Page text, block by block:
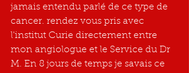
jamais entendu parlé de ce type de
cancer. rendez vous pris avec
l'institut Curie directement entre
mon angiologue et le Service du Dr
M. En 8 jours de temps je savais ce